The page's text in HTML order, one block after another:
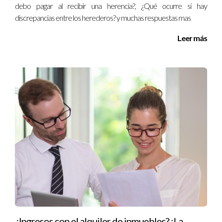
La transparencia y la comunicación son clave
REFLEXIONES FINALES
Determinar la manutención infantil es un proceso que
debe hacerse con responsabilidad, empatía y un enfoque
en el bienestar del niño. Los padres deben estar
dispuestos a colaborar y negociar en la medida de lo
posible, teniendo siempre en cuenta que el objetivo final
es proporcionar un ambiente seguro y adecuado para
sus hijos. Al tener en cuenta todos los factores, métodos
y ejemplos presentados, los padres pueden tomar
decisiones más informadas y justas que beneficien a los
niños en el centro de esta situación.
debo pagar al recibir una herencia?, ¿Qué ocurre si hay
discrepancias entre los herederos? y muchas respuestas mas
Leer más